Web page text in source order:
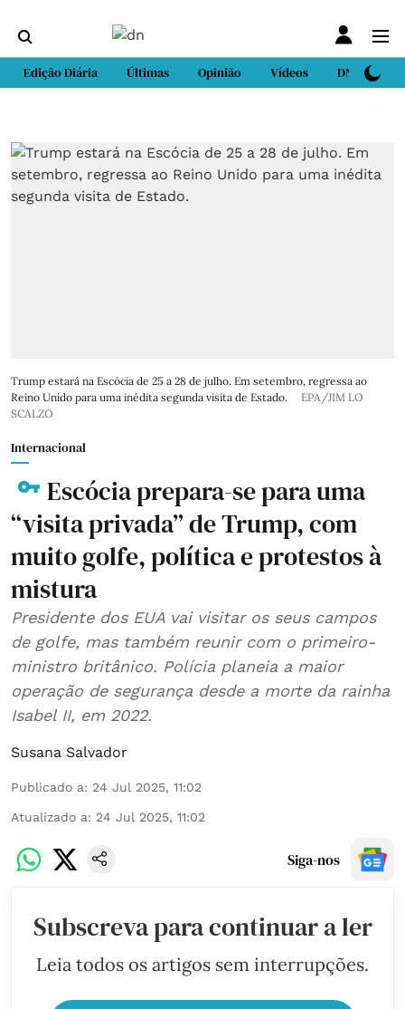
Edição Diária Últimas Opinião Vídeos DN Sport
Trump estará na Escócia de 25 a 28 de julho. Em setembro, regressa ao
Reino Unido para uma inédita segunda visita de Estado.
EPA/JIM LO
SCALZO
Internacional
Escócia prepara-se para uma
“visita privada” de Trump, com
muito golfe, política e protestos à
mistura
Presidente dos EUA vai visitar os seus campos
de golfe, mas também reunir com o primeiro-
ministro britânico. Polícia planeia a maior
operação de segurança desde a morte da rainha
Isabel II, em 2022.
Susana Salvador
Publicado a: 24 Jul 2025, 11:02
Atualizado a: 24 Jul 2025, 11:02
Siga-nos
Subscreva para continuar a ler
Leia todos os artigos sem interrupções.